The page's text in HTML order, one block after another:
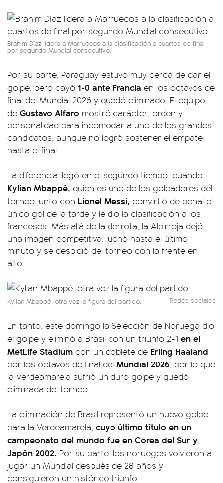
Brahim Díaz lidera a Marruecos a la clasificación a cuartos de final
por segundo Mundial consecutivo.
Por su parte, Paraguay estuvo muy cerca de dar el
golpe, pero cayó 1-0 ante Francia en los octavos de
final del Mundial 2026 y quedó eliminado. El equipo
de Gustavo Alfaro mostró carácter, orden y
personalidad para incomodar a uno de los grandes
candidatos, aunque no logró sostener el empate
hasta el final.
La diferencia llegó en el segundo tiempo, cuando
Kylian Mbappé, quien es uno de los goleadores del
torneo junto con Lionel Messi, convirtió de penal el
único gol de la tarde y le dio la clasificación a los
franceses. Más allá de la derrota, la Albirroja dejó
una imagen competitiva, luchó hasta el último
minuto y se despidió del torneo con la frente en
alto.
Kylian Mbappé, otra vez la figura del partido. Redes sociales
En tanto, este domingo la Selección de Noruega dio
el golpe y eliminó a Brasil con un triunfo 2-1 en el
MetLife Stadium con un doblete de Erling Haaland
por los octavos de final del Mundial 2026, por lo que
la Verdeamarela sufrió un duro golpe y quedó
eliminada del torneo.
La eliminación de Brasil representó un nuevo golpe
para la Verdeamarela, cuyo último título en un
campeonato del mundo fue en Corea del Sur y
Japón 2002. Por su parte, los noruegos volvieron a
jugar un Mundial después de 28 años y
consiguieron un histórico triunfo.